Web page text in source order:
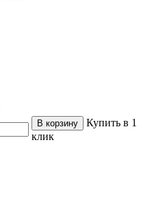
Купить в 1
клик